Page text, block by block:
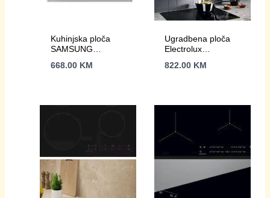
Kuhinjska ploča
SAMSUNG
668.00 KM
Ugradbena ploča
Electrolux
indukcija
822.00 KM